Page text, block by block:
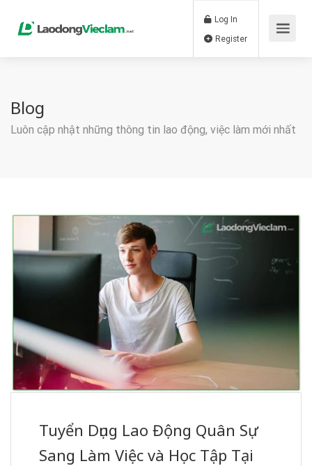
Log In
Blog
Luôn cập nhật những thông tin lao động, việc làm mới nhất
Tuyển Dụng Lao Động Quân Sự
Sang Làm Việc và Học Tập Tại